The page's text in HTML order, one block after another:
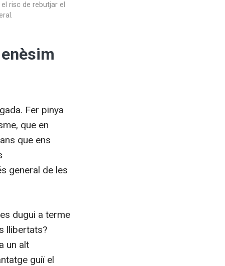
risc de rebutjar el
Fer pinya
que en
que ens
general de les
dugui a terme
llibertats?
un alt
guiï el